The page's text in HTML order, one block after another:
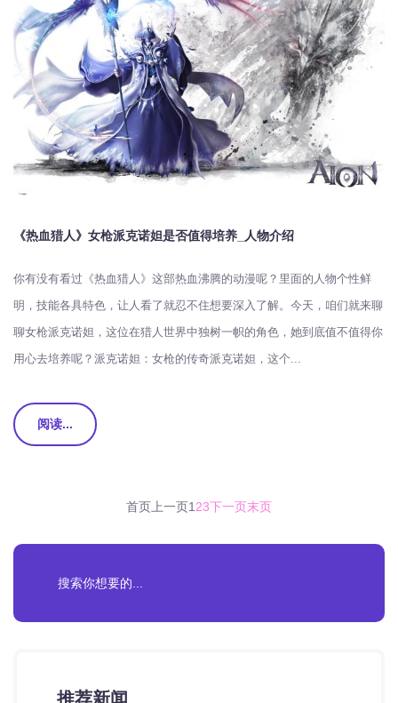
《热血猎人》女枪派克诺妲是否值得培养_人物介绍
你有没有看过《热血猎人》这部热血沸腾的动漫呢？里面的人物个性鲜
明，技能各具特色，让人看了就忍不住想要深入了解。今天，咱们就来聊
聊女枪派克诺妲，这位在猎人世界中独树一帜的角色，她到底值不值得你
用心去培养呢？派克诺妲：女枪的传奇派克诺妲，这个...
阅读...
首页 上一页1 23下一页末页
推荐新闻